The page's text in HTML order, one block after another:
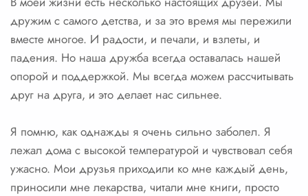
дружим с самого детства, и за это время мы пережили
вместе многое. И радости, и печали, и взлеты, и
падения. Но наша дружба всегда оставалась нашей
опорой и поддержкой. Мы всегда можем рассчитывать
друг на друга, и это делает нас сильнее.
Я помню, как однажды я очень сильно заболел. Я
лежал дома с высокой температурой и чувствовал себя
ужасно. Мои друзья приходили ко мне каждый день,
приносили мне лекарства, читали мне книги, просто